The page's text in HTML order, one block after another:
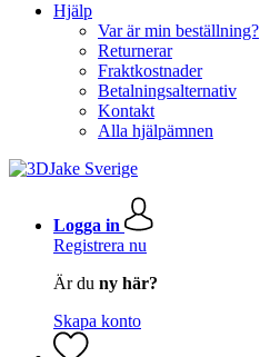
Hjälp
Var är min beställning?
Returnerar
Fraktkostnader
Betalningsalternativ
Kontakt
Alla hjälpämnen
Logga in
Registrera nu
Är du ny här?
Skapa konto